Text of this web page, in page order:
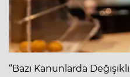
“Bazı Kanunlarda